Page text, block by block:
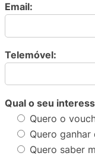
Email:
Telemóvel:
Qual o seu
Quero o
Quero
Quero saber